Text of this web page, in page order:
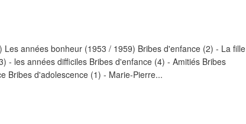
Les années bonheur (1953 / 1959) Bribes d'enfance (2) - La fille
- les années difficiles Bribes d'enfance (4) - Amitiés Bribes
Bribes d'adolescence (1) - Marie-Pierre...